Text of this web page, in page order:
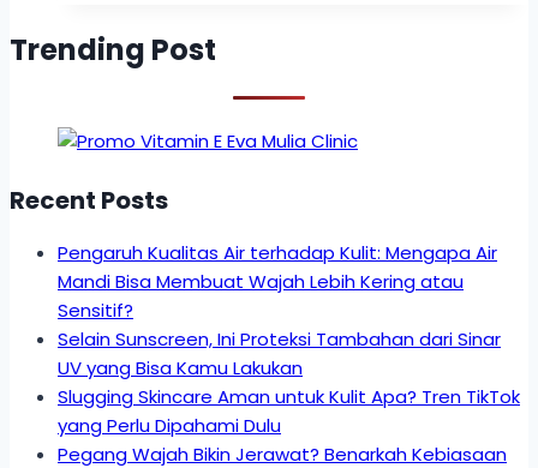
Trending Post
Recent Posts
Pengaruh Kualitas Air terhadap Kulit: Mengapa Air
Mandi Bisa Membuat Wajah Lebih Kering atau
Sensitif?
Selain Sunscreen, Ini Proteksi Tambahan dari Sinar
UV yang Bisa Kamu Lakukan
Slugging Skincare Aman untuk Kulit Apa? Tren TikTok
yang Perlu Dipahami Dulu
Pegang Wajah Bikin Jerawat? Benarkah Kebiasaan